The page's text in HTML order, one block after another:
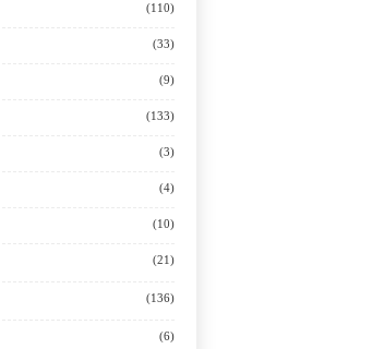
(110)
(33)
(9)
(133)
(3)
(4)
(10)
(21)
(136)
(6)